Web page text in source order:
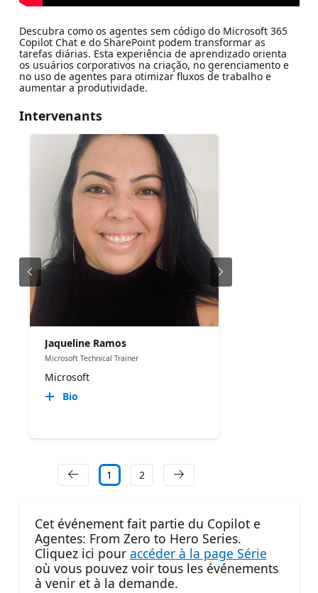
Descubra como os agentes sem código do Microsoft 365
Copilot Chat e do SharePoint podem transformar as
tarefas diárias. Esta experiência de aprendizado orienta
os usuários corporativos na criação, no gerenciamento e
no uso de agentes para otimizar fluxos de trabalho e
aumentar a produtividade.
Intervenants
Jaqueline Ramos
Microsoft Technical Trainer
Microsoft
Bio
1 2
Cet événement fait partie du Copilot e
Agentes: From Zero to Hero Series.
Cliquez ici pour accéder à la page Série
où vous pouvez voir tous les événements
à venir et à la demande.